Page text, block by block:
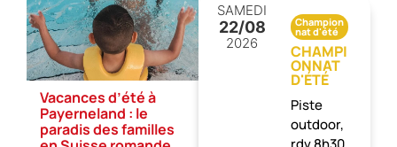
Vacances d’été à
Payerneland : le
paradis des familles
Payerneland ouvre
ses portes !
Bougez, détendez-vous
et rafraîchissez-vous… le
tout en une seule journée
et au même endroit !
SAMEDI
22/08
2026
Champion
nat d'été
CHAMPI
ONNAT
D'ÉTÉ
Piste
outdoor,